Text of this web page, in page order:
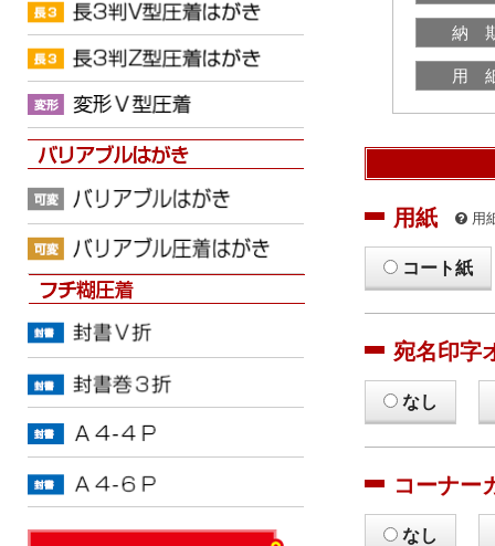
納
用
用紙 用
コート紙
宛名印字
なし
コーナー
なし